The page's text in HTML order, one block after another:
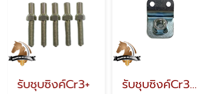
รับชุบซิงค์Cr3+ รับชุบซิงค์Cr3 รุ้ง